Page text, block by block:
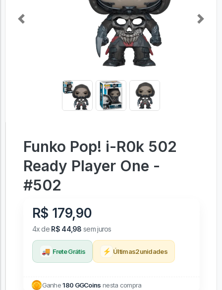
Previous Next
Funko Pop! i-R0k 502
Ready Player One -
#502
R$ 179,90
4x de R$ 44,98 sem juros
🚚 Frete Grátis ⚡ Últimas2unidades
Ganhe180 GGCoins nesta compra